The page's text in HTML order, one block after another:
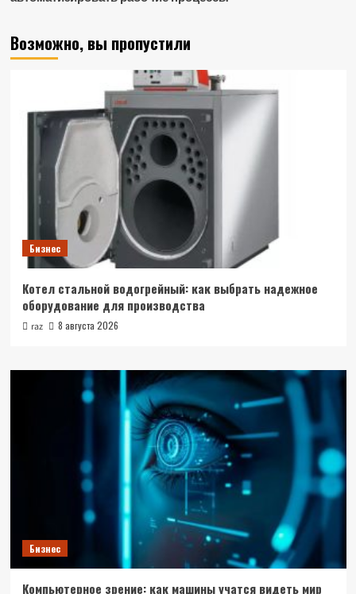
Возможно, вы пропустили
Бизнес
Котел стальной водогрейный: как выбрать надежное
оборудование для производства
raz 8 августа 2026
Бизнес
Компьютерное зрение: как машины учатся видеть мир